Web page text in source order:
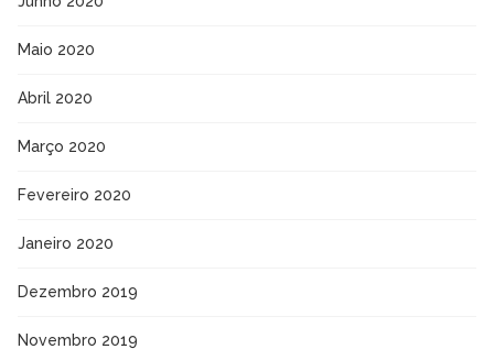
Maio 2020
Abril 2020
Março 2020
Fevereiro 2020
Janeiro 2020
Dezembro 2019
Novembro 2019